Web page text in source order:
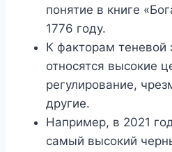
понятие в книге
1776 году.
К факторам теневой
относятся высокие
регулирование,
другие.
Например, в 2021
самый высокий